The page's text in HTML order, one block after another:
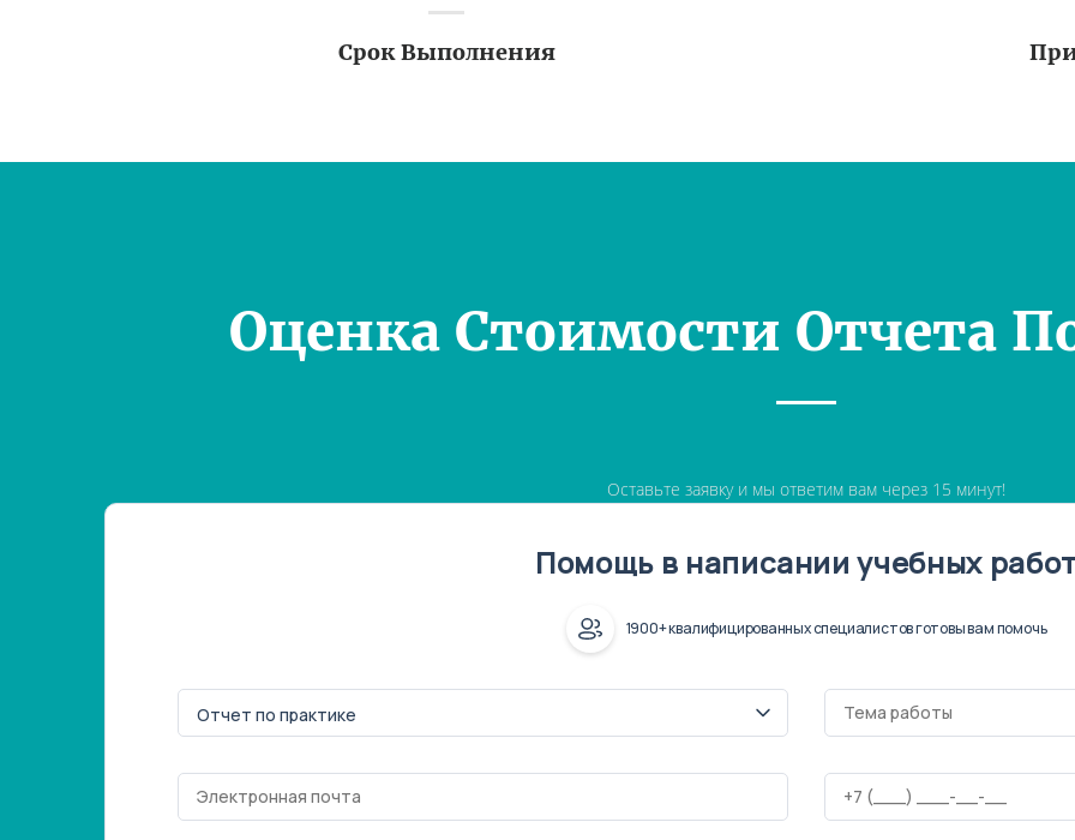
Срок Выполнения
Оценка Стоимости Отчета
Оставьте заявку и мы ответим вам через 15 минут!
Помощь в написании учебных
1900+ квалифицированных специалистов готовы вам помочь